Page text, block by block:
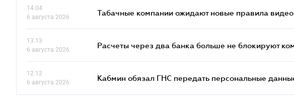
14.04
6 августа 2026
Табачные компании ожидают новые правила
13.13
6 августа 2026
Расчеты через два банка больше не блокируют
12.12
6 августа 2026
Кабмин обязал ГНС передать персональные